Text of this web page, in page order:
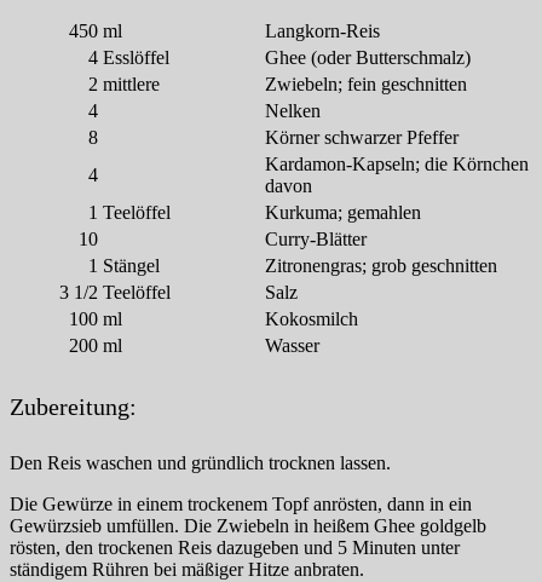
450 ml
Langkorn-Reis
4 Esslöffel
Ghee (oder Butterschmalz)
2 mittlere
Zwiebeln; fein geschnitten
4
Nelken
8
Körner schwarzer Pfeffer
4
Kardamon-Kapseln; die Körnchen
davon
1 Teelöffel
Kurkuma; gemahlen
10
Curry-Blätter
1 Stängel
Zitronengras; grob geschnitten
3 1/2 Teelöffel
Salz
100 ml
Kokosmilch
200 ml Wasser
Zubereitung:
Den Reis waschen und gründlich trocknen lassen.
Die Gewürze in einem trockenem Topf anrösten, dann in ein
Gewürzsieb umfüllen. Die Zwiebeln in heißem Ghee goldgelb
rösten, den trockenen Reis dazugeben und 5 Minuten unter
ständigem Rühren bei mäßiger Hitze anbraten.